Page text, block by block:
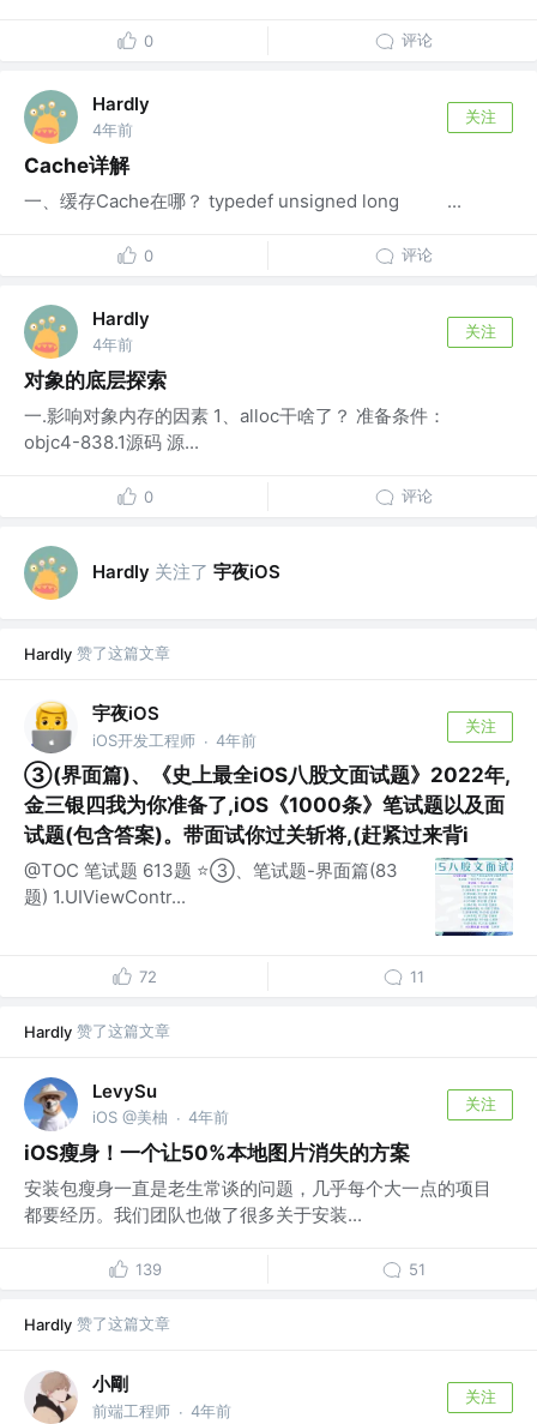
0 评论
Hardly
4年前
关注
Cache详解
一、缓存Cache在哪？ typedef unsigned long ...
0 评论
Hardly
4年前
关注
对象的底层探索
一.影响对象内存的因素 1、alloc干啥了？ 准备条件：
objc4-838.1源码 源...
0 评论
Hardly 关注了 宇夜iOS
Hardly 赞了这篇文章
宇夜iOS
iOS开发工程师 · 4年前
关注
③(界面篇)、《史上最全iOS八股文面试题》2022年,
金三银四我为你准备了,iOS《1000条》笔试题以及面
试题(包含答案)。带面试你过关斩将,(赶紧过来背i
@TOC 笔试题 613题 ⭐️③、笔试题-界面篇(83
题) 1.UIViewContr...
72 11
Hardly 赞了这篇文章
LevySu
iOS @美柚 · 4年前
关注
iOS瘦身！一个让50%本地图片消失的方案
安装包瘦身一直是老生常谈的问题，几乎每个大一点的项目
都要经历。我们团队也做了很多关于安装...
139 51
Hardly 赞了这篇文章
小剛
前端工程师 · 4年前
关注